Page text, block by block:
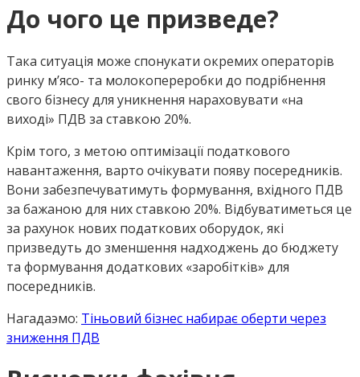
До чого це призведе?
Така ситуація може спонукати окремих операторів
ринку м’ясо- та молокопереробки до подрібнення
свого бізнесу для уникнення нараховувати «на
виході» ПДВ за ставкою 20%.
Крім того, з метою оптимізації податкового
навантаження, варто очікувати появу посередників.
Вони забезпечуватимуть формування, вхідного ПДВ
за бажаною для них ставкою 20%. Відбуватиметься це
за рахунок нових податкових оборудок, які
призведуть до зменшення надходжень до бюджету
та формування додаткових «заробітків» для
посередників.
Нагадаэмо: Тіньовий бізнес набирає оберти через
зниження ПДВ